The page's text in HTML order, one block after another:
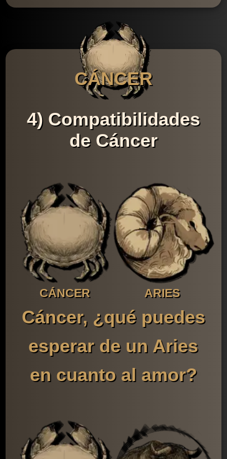
CÁNCER
4) Compatibilidades
de Cáncer
CÁNCER ARIES
Cáncer, ¿qué puedes
esperar de un Aries
en cuanto al amor?